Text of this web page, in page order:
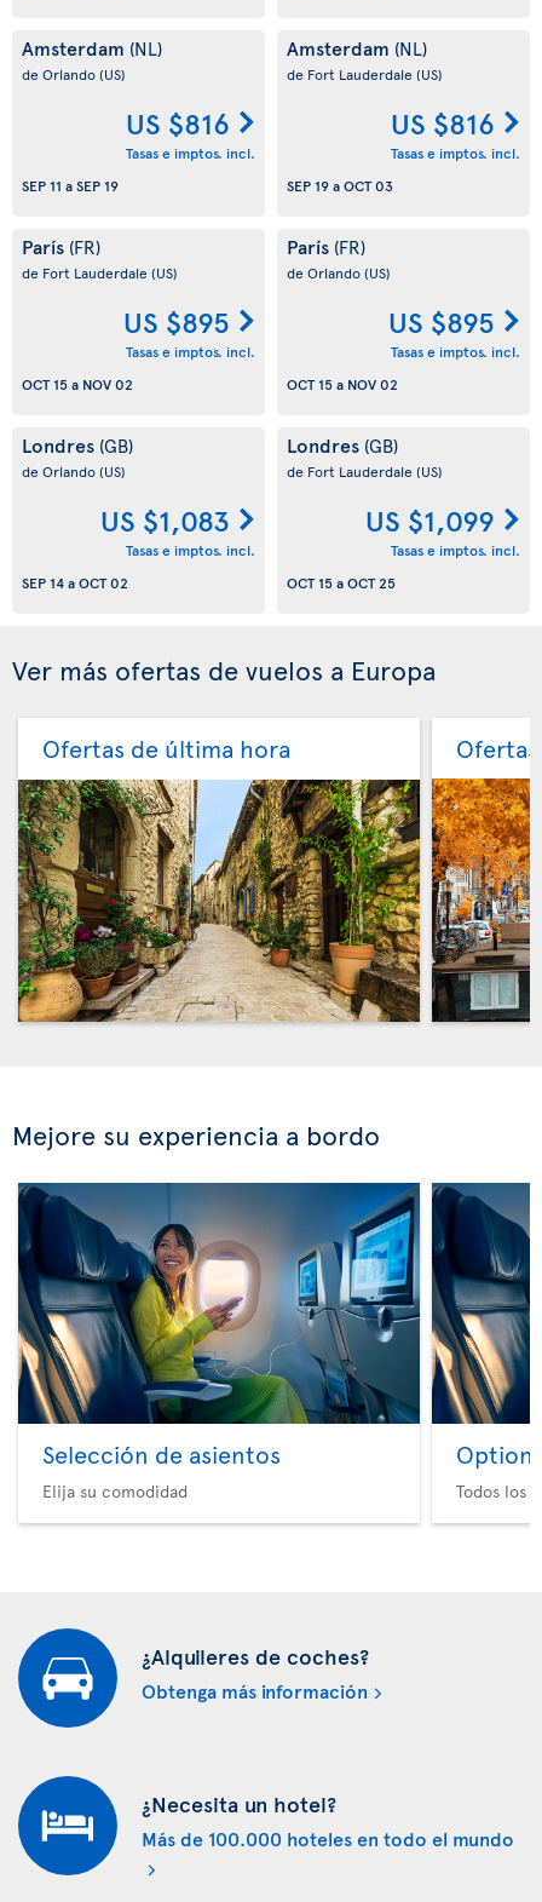
Amsterdam (NL)
de Orlando(US)
US $816
Tasas e imptos. incl.
SEP 11 aSEP 19
Amsterdam (NL)
de Fort Lauderdale (US)
US $816
Tasas e imptos. incl.
SEP 19aOCT 03
París (FR)
de Fort Lauderdale (US)
US $895
Tasas e imptos. incl.
OCT 15a NOV 02
París (FR)
de Orlando(US)
US $895
Tasas e imptos. incl.
OCT 15a NOV 02
Londres (GB)
de Orlando(US)
US $1,083
Tasas e imptos. incl.
SEP 14aOCT 02
Londres (GB)
de Fort Lauderdale (US)
US $1,099
Tasas e imptos. incl.
OCT 15aOCT 25
Ver más ofertas de vuelos a Europa
Ofertas de última hora
Mejore su experiencia a bordo
Selección de asientos
Elija su comodidad
Option
Todos los
¿Alquileres de coches?
Obtenga más información
¿Necesita un hotel?
Más de 100.000 hoteles en todo el mundo